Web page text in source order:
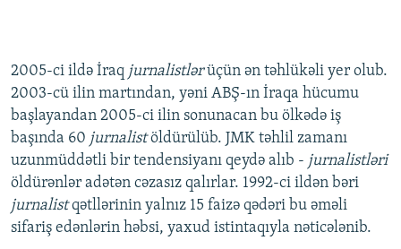
2005-ci ildə İraq jurnalistlərüçün ən təhlükəli yer olub.
2003-cü ilin martından, yəni ABŞ-ın İraqa hücumu
başlayandan 2005-ci ilin sonunacan bu ölkədə iş
başında 60 jurnalistöldürülüb. JMK təhlil zamanı
uzunmüddətli bir tendensiyanı qeydə alıb - jurnalistləri
öldürənlər adətən cəzasız qalırlar. 1992-ci ildən bəri
jurnalistqətllərinin yalnız 15 faizə qədəri bu əməli
sifariş edənlərin həbsi, yaxud istintaqıyla nəticələnib.